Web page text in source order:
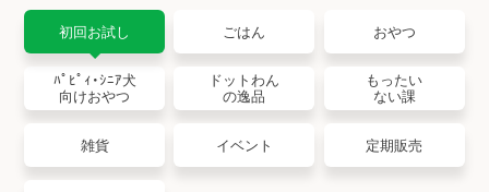
初回お試し ごはん おやつ
ﾊﾟﾋﾟｨ・ｼﾆｱ犬
向けおやつ
ドットわん
の逸品
もったい
ない課
雑貨 イベント 定期販売